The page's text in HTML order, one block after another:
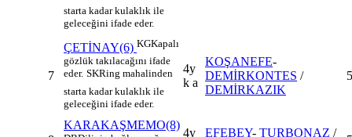
starta kadar kulaklık ile
geleceğini ifade eder.
7
ÇETİNAY(6) KGKapalı
gözlük takılacağını ifade
eder. SKRing mahalinden
starta kadar kulaklık ile
geleceğini ifade eder.
4y
k a
KOŞANEFE-
DEMİRKONTES /
DEMİRKAZIK
KARAKAŞMEMO(8)
4y
EFEBEY- TURBONAZ /